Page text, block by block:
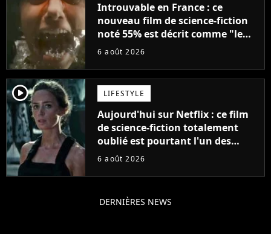
Introuvable en France : ce
nouveau film de science-fiction
noté 55% est décrit comme "le
plus stupide de l'année"
6 août 2026
player2 LIFESTYLE
Aujourd'hui sur Netflix : ce film
de science-fiction totalement
oublié est pourtant l'un des
meilleurs des années 2010
6 août 2026
DERNIÈRES NEWS